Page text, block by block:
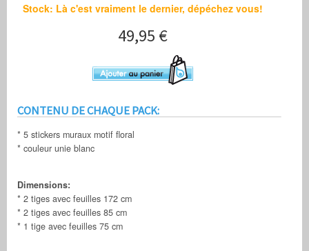
Stock: Là c'est vraiment le dernier, dépéchez vous!
49,95 €
CONTENU DE CHAQUE PACK:
* 5 stickers muraux motif floral
* couleur unie blanc
Dimensions:
* 2 tiges avec feuilles 172 cm
* 2 tiges avec feuilles 85 cm
* 1 tige avec feuilles 75 cm